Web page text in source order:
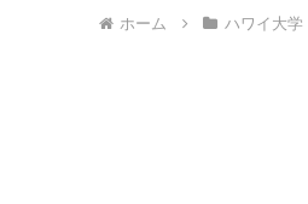
ホーム ハワイ大学